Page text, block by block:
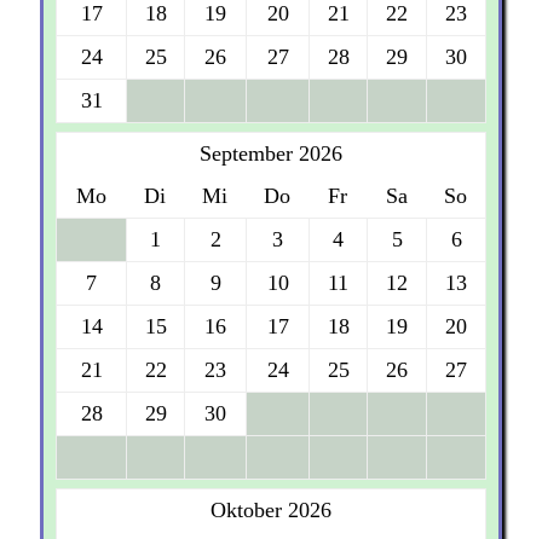
17
18 19 20 21 22
23
24
25 26 27 28 29
30
31
September 2026
Mo
Di Mi Do Fr Sa
So
1
2 3 4 5
6
7
8 9 10 11 12
13
14
15 16 17 18 19
20
21
22 23 24 25 26
27
28
29 30
Oktober 2026